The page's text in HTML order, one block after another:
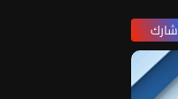
شارك